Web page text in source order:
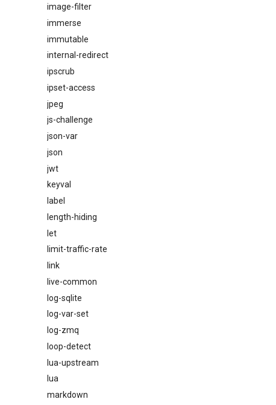
image-filter
immerse
immutable
internal-redirect
ipscrub
ipset-access
jpeg
js-challenge
json-var
json
jwt
keyval
label
length-hiding
let
limit-traffic-rate
link
live-common
log-sqlite
log-var-set
log-zmq
loop-detect
lua-upstream
lua
markdown